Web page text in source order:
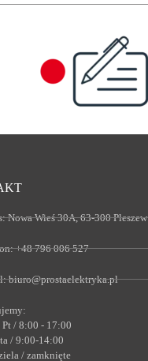
Nowa Wieś 30A, 63-300 Pleszew
+48 796 006 527
biuro@prostaelektryka.pl
Pt / 8:00 - 17:00
/ 9:00-14:00
/ zamknięte